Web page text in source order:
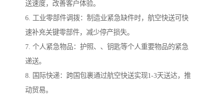
送速度，改善客户体验。
6. 工业零部件调拨：制造业紧急缺件时，航空快送可快
速补充关键零部件，减少停产损失。
7. 个人紧急物品：护照、、钥匙等个人重要物品的紧急
递送。
8. 国际快递：跨国包裹通过航空快送实现1-3天送达，推
动贸易。